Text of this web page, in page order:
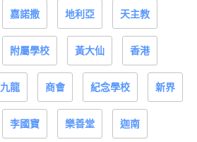
嘉諾撒 地利亞 天主教
附屬學校 黃大仙 香港
九龍 商會 紀念學校 新界
李國寶 樂善堂 迦南